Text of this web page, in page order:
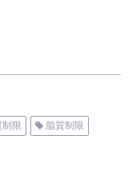
制限 脂質制限